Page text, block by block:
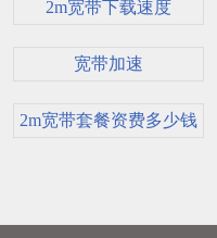
2m宽带下载速度
宽带加速
2m宽带套餐资费多少钱